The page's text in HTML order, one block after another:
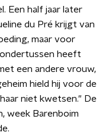
Een half jaar later
du Pré krijgt van
maar voor
heeft
een andere vrouw,
hield hij voor de
niet kwetsen." De
week Barenboim